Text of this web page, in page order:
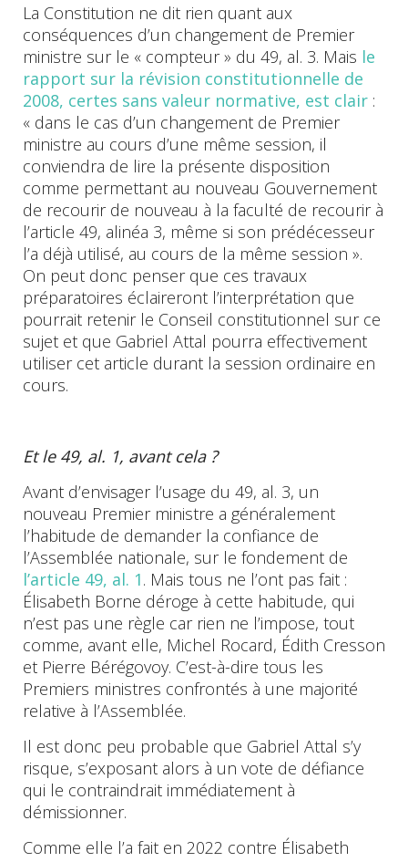
La Constitution ne dit rien quant aux
conséquences d’un changement de Premier
ministre sur le « compteur » du 49, al. 3. Mais le
rapport sur la révision constitutionnelle de
2008, certes sans valeur normative, est clair :
« dans le cas d’un changement de Premier
ministre au cours d’une même session, il
conviendra de lire la présente disposition
comme permettant au nouveau Gouvernement
de recourir de nouveau à la faculté de recourir à
l’article 49, alinéa 3, même si son prédécesseur
l’a déjà utilisé, au cours de la même session ».
On peut donc penser que ces travaux
préparatoires éclaireront l’interprétation que
pourrait retenir le Conseil constitutionnel sur ce
sujet et que Gabriel Attal pourra effectivement
utiliser cet article durant la session ordinaire en
cours.
Et le 49, al. 1, avant cela ?
Avant d’envisager l’usage du 49, al. 3, un
nouveau Premier ministre a généralement
l’habitude de demander la confiance de
l’Assemblée nationale, sur le fondement de
l’article 49, al. 1. Mais tous ne l’ont pas fait :
Élisabeth Borne déroge à cette habitude, qui
n’est pas une règle car rien ne l’impose, tout
comme, avant elle, Michel Rocard, Édith Cresson
et Pierre Bérégovoy. C’est-à-dire tous les
Premiers ministres confrontés à une majorité
relative à l’Assemblée.
Il est donc peu probable que Gabriel Attal s’y
risque, s’exposant alors à un vote de défiance
qui le contraindrait immédiatement à
démissionner.
Comme elle l’a fait en 2022 contre Élisabeth